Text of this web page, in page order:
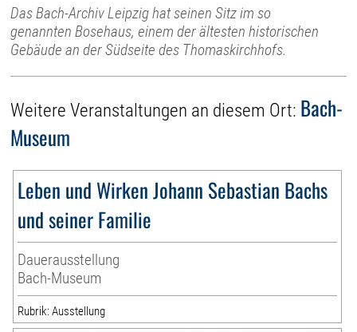
Das Bach-Archiv Leipzig hat seinen Sitz im so
genannten Bosehaus, einem der ältesten historischen
Gebäude an der Südseite des Thomaskirchhofs.
Weitere Veranstaltungen an diesem Ort: Bach-
Museum
Leben und Wirken Johann Sebastian Bachs
und seiner Familie
Dauerausstellung
Bach-Museum
Rubrik: Ausstellung